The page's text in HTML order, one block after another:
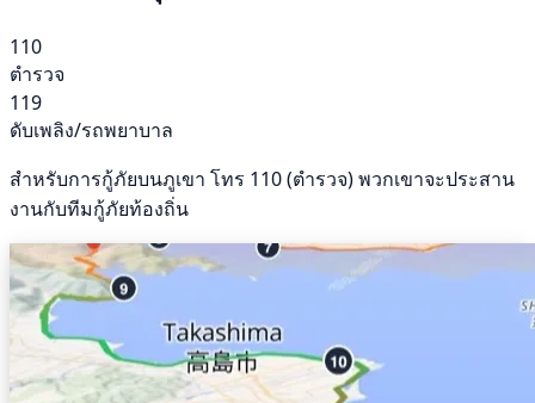
110
ตำรวจ
119
ดับเพลิง/รถพยาบาล
สำหรับการกู้ภัยบนภูเขา โทร 110 (ตำรวจ) พวกเขาจะประสาน
งานกับทีมกู้ภัยท้องถิ่น